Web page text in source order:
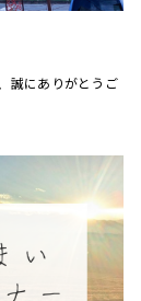
誠にありがとうご